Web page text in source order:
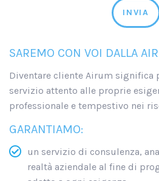
INVIA
SAREMO CON VOI DALLA
Diventare cliente Airum significa
servizio attento alle proprie
professionale e tempestivo nei
GARANTIAMO:
un servizio di consulenza,
realtà aziendale al fine di